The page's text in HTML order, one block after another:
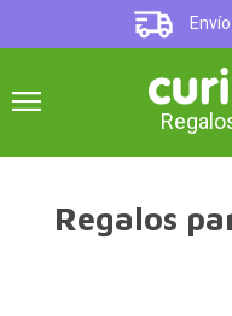
Regalos